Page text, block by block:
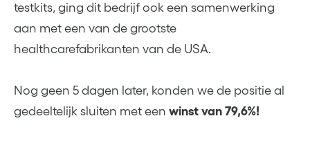
testkits, ging dit bedrijf ook een samenwerking
aan met een van de grootste
healthcarefabrikanten van de USA.
Nog geen 5 dagen later, konden we de positie al
gedeeltelijk sluiten met een winst van 79,6%!